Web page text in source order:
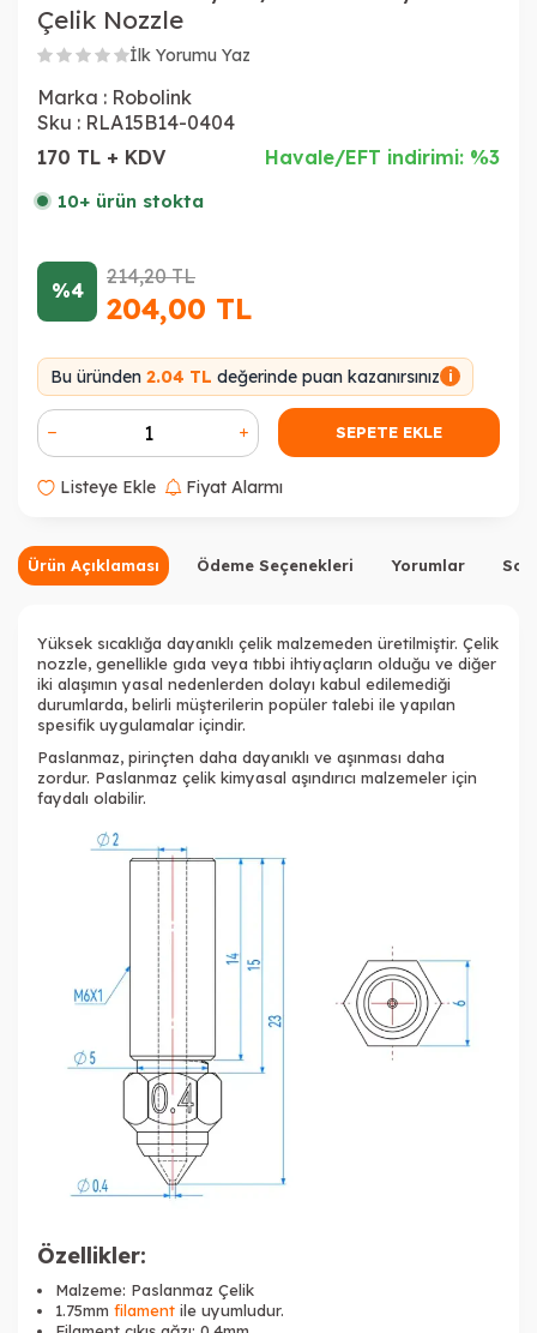
Çelik Nozzle
İlk Yorumu Yaz
Marka : Robolink
Sku : RLA15B14-0404
170 TL + KDV
Havale/EFT indirimi: %3
10+ ürün stokta
%4
214,20TL
204,00 TL
Bu üründen 2.04 TL değerinde puan kazanırsınız i
SEPETE EKLE
Listeye Ekle Fiyat Alarmı
Ürün Açıklaması Ödeme Seçenekleri Yorumlar
Yüksek sıcaklığa dayanıklı çelik malzemeden üretilmiştir. Çelik
nozzle, genellikle gıda veya tıbbi ihtiyaçların olduğu ve diğer
iki alaşımın yasal nedenlerden dolayı kabul edilemediği
durumlarda, belirli müşterilerin popüler talebi ile yapılan
spesifik uygulamalar içindir.
Paslanmaz, pirinçten daha dayanıklı ve aşınması daha
zordur. Paslanmaz çelik kimyasal aşındırıcı malzemeler için
faydalı olabilir.
Özellikler:
Malzeme: Paslanmaz Çelik
1.75mm filament ile uyumludur.